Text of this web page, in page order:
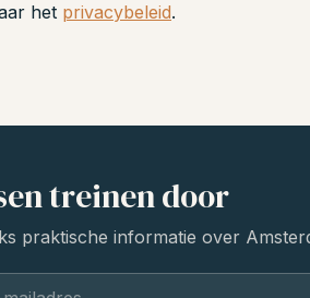
het privacybeleid.
treinen door
praktische informatie over